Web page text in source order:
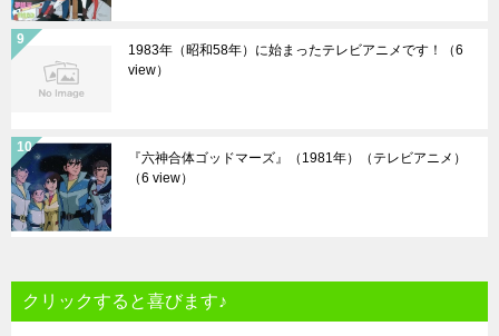
1983年（昭和58年）に始まったテレビアニメです！
（6
view）
『六神合体ゴッドマーズ』（1981年）（テレビアニメ）
（6 view）
クリックすると喜びます♪